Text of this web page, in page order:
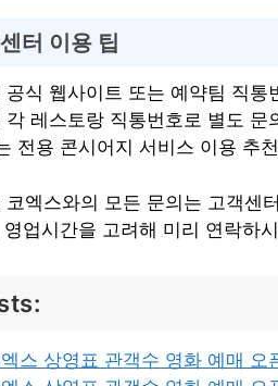
터 이용 팁
공식 웹사이트 또는 예약팀 직통
각 레스토랑 직통번호로 별도 문
전용 콘시어지 서비스 이용 추천
코엑스와의 모든 문의는 고객센
업시간을 고려해 미리 연락하
스 상영표 관객수 영화 예매 오